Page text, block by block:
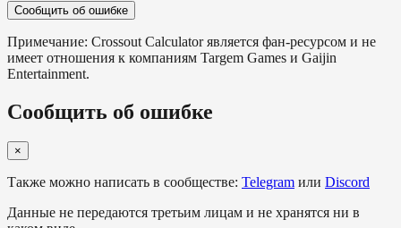
Сообщить об ошибке
Примечание: Crossout Calculator является фан-ресурсом и не
имеет отношения к компаниям Targem Games и Gaijin
Entertainment.
Сообщить об ошибке
×
Также можно написать в сообществе: Telegram или Discord
Данные не передаются третьим лицам и не хранятся ни в